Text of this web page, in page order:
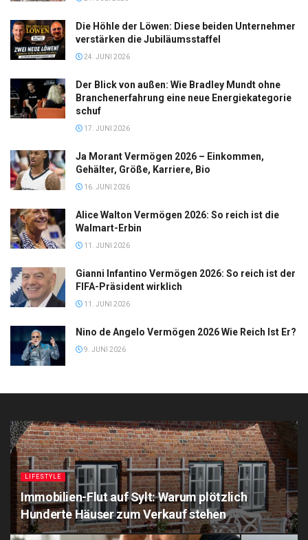
Die Höhle der Löwen: Diese beiden Unternehmer
verstärken die Jubiläumsstaffel
24. JUNI 2026
Der Blick von außen: Wie Bradley Mundt ohne
Branchenerfahrung eine neue Energiekategorie
schuf
17. JUNI 2026
Ja Morant Vermögen 2026 – Einkommen,
Gehälter, Größe, Karriere, Bio
16. JUNI 2026
Alice Walton Vermögen 2026: So reich ist die
Walmart-Erbin
11. JUNI 2026
Gianni Infantino Vermögen 2026: So reich ist der
FIFA-Präsident wirklich
11. JUNI 2026
Nino de Angelo Vermögen 2026 Wie Reich Ist Er?
9. JUNI 2026
LIFESTYLE
Immobilien-Flut auf Sylt: Warum plötzlich
Hunderte Häuser zum Verkauf stehen